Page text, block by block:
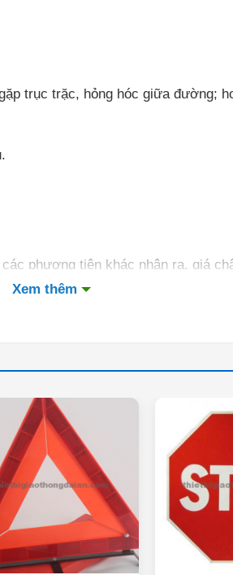
trục trặc, hỏng hóc giữa đường;
phương tiện khác nhận ra, giá
Xem thêm